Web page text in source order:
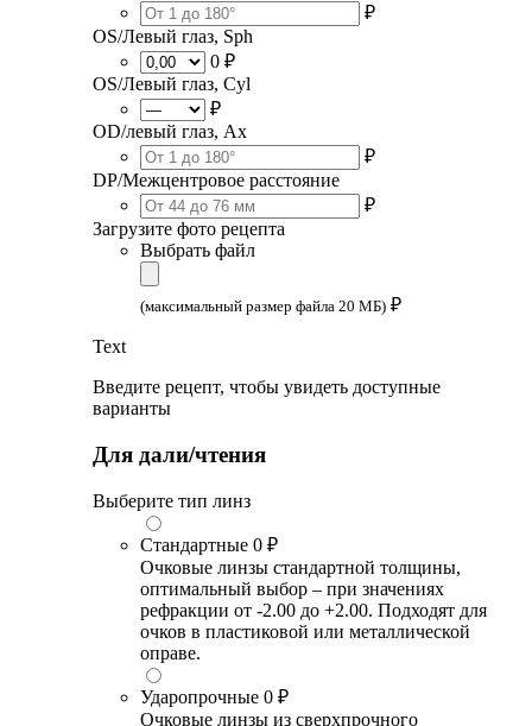
₽
OS/Левый глаз, Sph
0 ₽
OS/Левый глаз, Cyl
₽
OD/левый глаз, Ax
₽
DP/Межцентровое расстояние
₽
Загрузите фото рецепта
Выбрать файл
(максимальный размер файла 20 МБ) ₽
Text
Введите рецепт, чтобы увидеть доступные
варианты
Для дали/чтения
Выберите тип линз
Стандартные 0 ₽
Очковые линзы стандартной толщины,
оптимальный выбор – при значениях
рефракции от -2.00 до +2.00. Подходят для
очков в пластиковой или металлической
оправе.
Ударопрочные 0 ₽
Очковые линзы из сверхпрочного